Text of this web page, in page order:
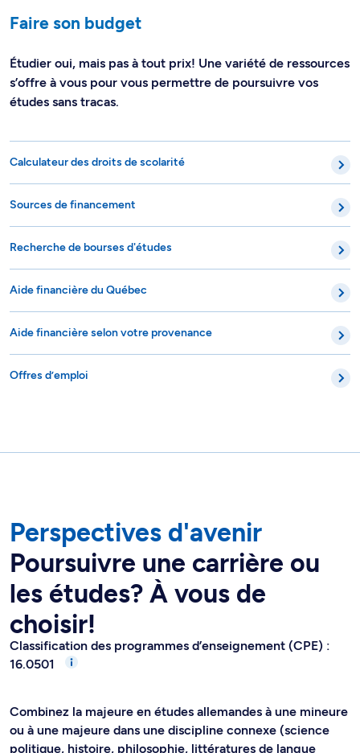
Faire son budget
Étudier oui, mais pas à tout prix! Une variété de ressources
s’offre à vous pour vous permettre de poursuivre vos
études sans tracas.
Calculateur des droits de scolarité
Sources de financement
Recherche de bourses d'études
Aide financière du Québec
Aide financière selon votre provenance
Offres d’emploi
Perspectives d'avenir
Poursuivre une carrière ou
les études? À vous de
choisir!
Classification des programmes d’enseignement (CPE) :
16.0501
Combinez la majeure en études allemandes à une mineure
ou à une majeure dans une discipline connexe (science
politique, histoire, philosophie, littératures de langue